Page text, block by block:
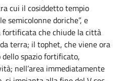
cui il cosiddetto tempio
semicolonne doriche”, e
fortificata che chiude la città
terra; il tophet, che viene ora
dello spazio fortificato,
nell’area immediatamente